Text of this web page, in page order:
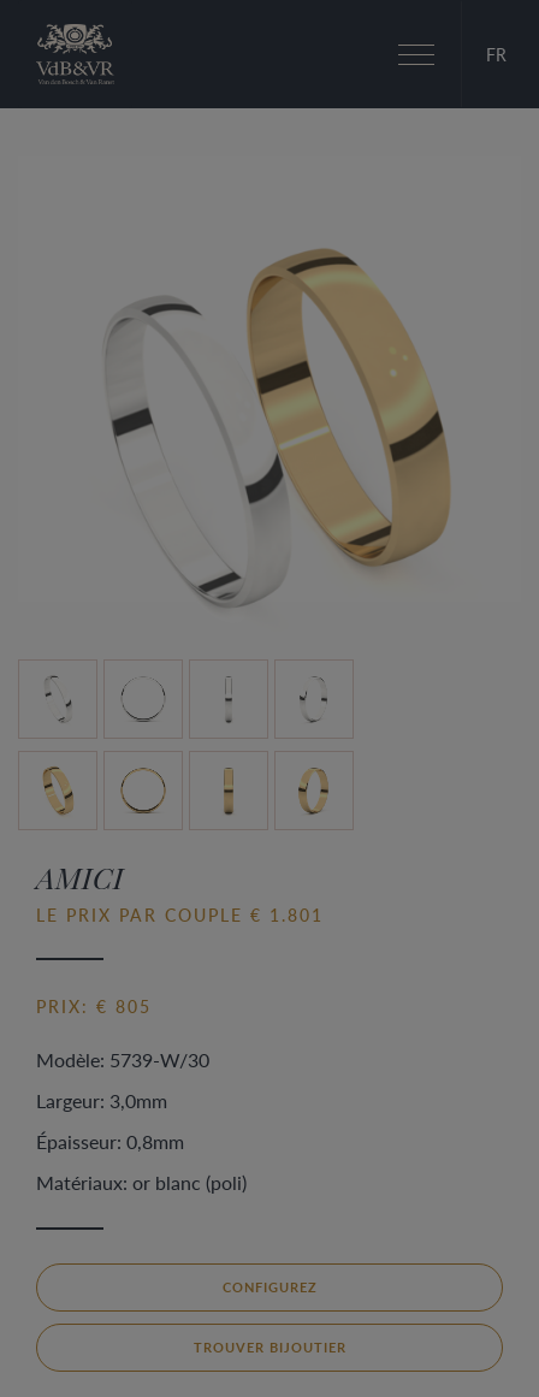
FR
Basculer
la
AMICI
LE PRIX PAR COUPLE € 1.801
PRIX: € 805
Modèle: 5739-W/30
Largeur: 3,0mm
Épaisseur: 0,8mm
Matériaux: or blanc (poli)
CONFIGUREZ
TROUVER BIJOUTIER